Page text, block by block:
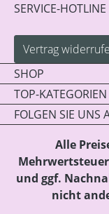
SERVICE-HOTLINE
Vertrag
SHOP
TOP-KATEGORIEN
FOLGEN SIE UNS
Alle
und ggf.
nicht